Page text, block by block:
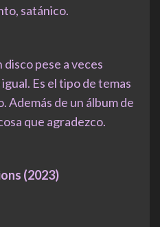
satánico.
pese a veces
Es el tipo de temas
Además de un álbum de
que agradezco.
(2023)